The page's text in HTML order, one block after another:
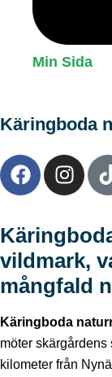
Min Sida
Käringboda
vildmark,
mångfald
Käringboda
möter skärgårdens
kilometer från